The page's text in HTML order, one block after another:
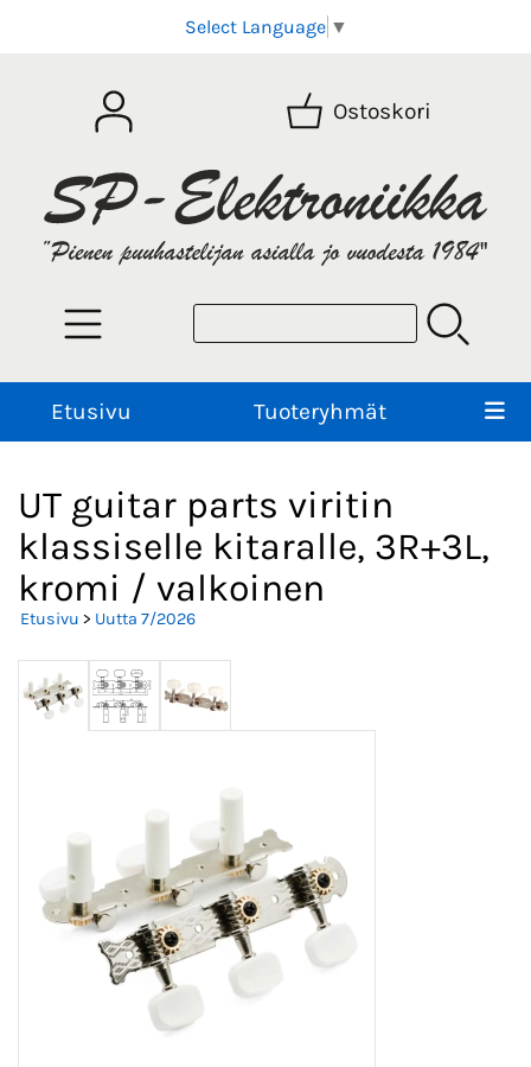
Select Language ▼
Ostoskori
Etusivu Tuoteryhmät
UT guitar parts viritin
klassiselle kitaralle, 3R+3L,
kromi / valkoinen
Etusivu > Uutta 7/2026